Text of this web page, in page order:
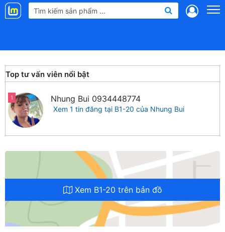
Landmap
Top tư vấn viên nổi bật
1 Nhung Bui 0934448774
Xem 1 tin đăng tại B1-20 của Nhung Bui
Xem B1-20 trên bản đồ